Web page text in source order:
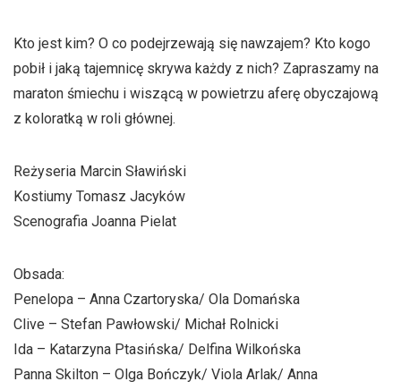
Kto jest kim? O co podejrzewają się nawzajem? Kto kogo
pobił i jaką tajemnicę skrywa każdy z nich? Zapraszamy na
maraton śmiechu i wiszącą w powietrzu aferę obyczajową
z koloratką w roli głównej.
Reżyseria Marcin Sławiński
Kostiumy Tomasz Jacyków
Scenografia Joanna Pielat
Obsada:
Penelopa – Anna Czartoryska/ Ola Domańska
Clive – Stefan Pawłowski/ Michał Rolnicki
Ida – Katarzyna Ptasińska/ Delfina Wilkońska
Panna Skilton – Olga Bończyk/ Viola Arlak/ Anna